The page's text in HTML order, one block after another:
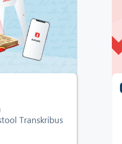
Transkribus